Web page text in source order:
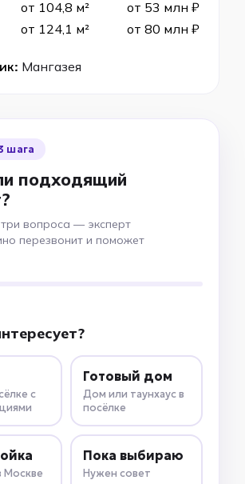
от 104,8 м²
от 53 млн ₽
от 124,1 м² от 80 млн ₽
Мангазея
шага
подходящий
вопроса — эксперт
перезвонит и поможет
с
Готовый дом
Дом или таунхаус в
посёлке
Москве
Пока выбираю
Нужен совет